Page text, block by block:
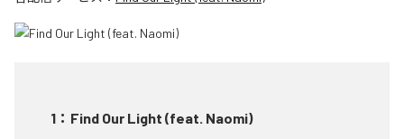
1 ： Find Our Light (feat. Naomi)